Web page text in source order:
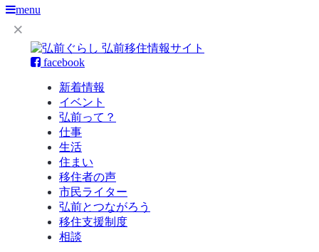
menu
facebook
新着情報
イベント
弘前って？
仕事
生活
住まい
移住者の声
市民ライター
弘前とつながろう
移住支援制度
相談